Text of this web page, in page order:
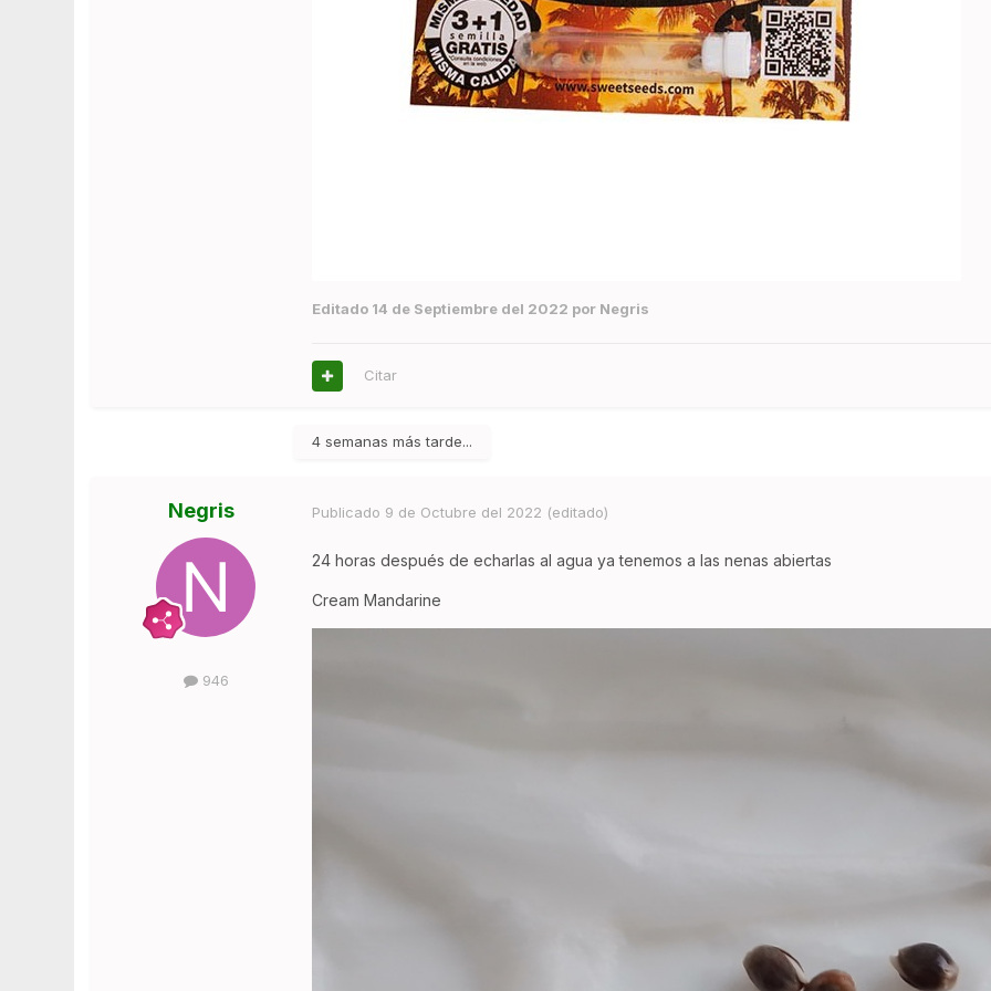
Editado 14 de Septiembre del 2022 por Negris
Citar
4 semanas más tarde...
Negris
946
Publicado 9 de Octubre del 2022 (editado)
24 horas después de echarlas al agua ya tenemos a las nenas abiertas
Cream Mandarine